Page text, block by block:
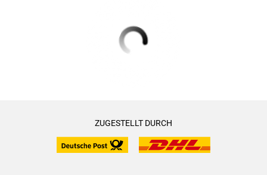
ZUGESTELLT DURCH